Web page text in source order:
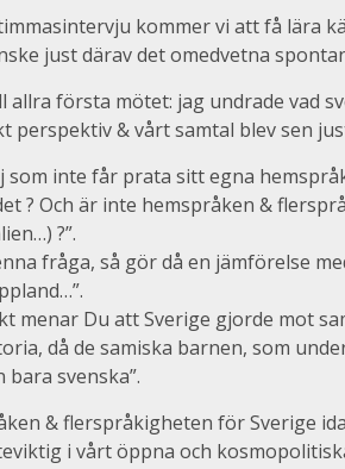
kommer vi att få lära
just därav det omedvetna
första mötet: jag undrade vad
perspektiv & vårt samtal blev sen
som inte får prata sitt egna
? Och är inte hemspråken &
?”.
fråga, så gör då en jämförelse
menar Du att Sverige gjorde mot
då de samiska barnen, som
svenska”.
& flerspråkigheten för Sverige
i vårt öppna och